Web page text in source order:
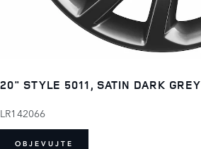
20" STYLE 5011, SATIN DARK GREY
LR142066
OBJEVUJTE